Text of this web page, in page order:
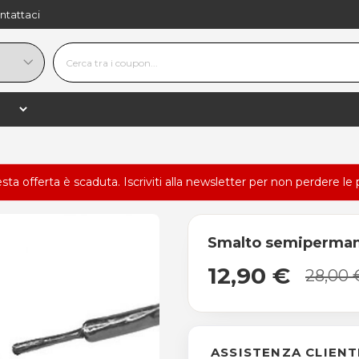
offerta è scaduta. Iscriviti alla newsletter per non perdere le
Smalto
12,90 € 28,00
ASSISTENZA